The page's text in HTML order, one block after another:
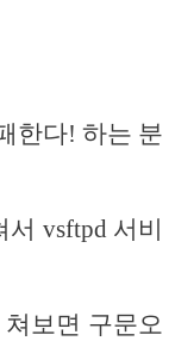
한다! 하는 분
서 vsftpd 서비
쳐보면 구문오